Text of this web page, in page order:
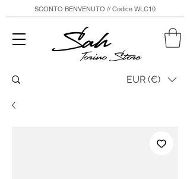
Sah
Torino Store
SCONTO BENVENUTO // Codice WLC10
EUR (€)